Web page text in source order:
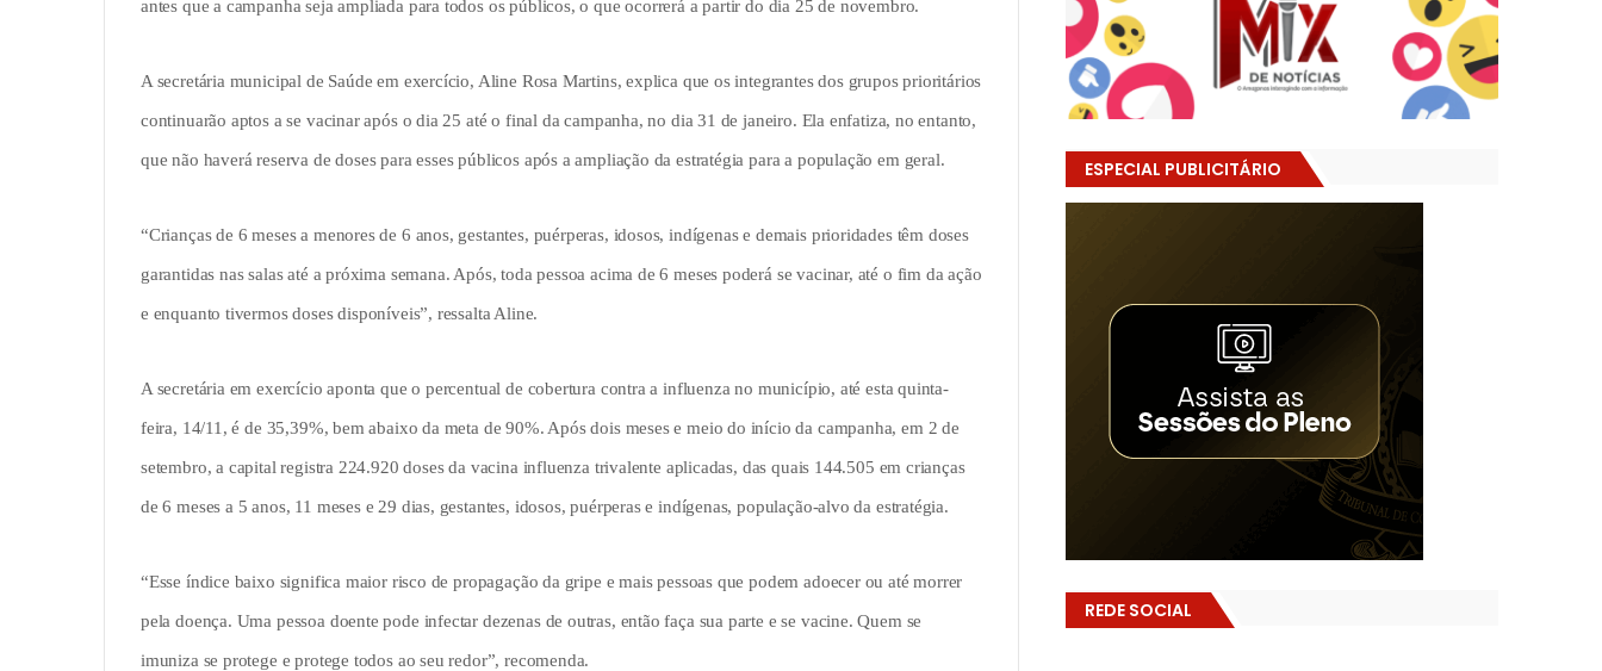
antes que a campanha seja ampliada para todos os públicos, o que ocorrerá a partir do dia 25 de novembro.
A secretária municipal de Saúde em exercício, Aline Rosa Martins, explica que os integrantes dos grupos prioritários
continuarão aptos a se vacinar após o dia 25 até o final da campanha, no dia 31 de janeiro. Ela enfatiza, no entanto,
que não haverá reserva de doses para esses públicos após a ampliação da estratégia para a população em geral.
“Crianças de 6 meses a menores de 6 anos, gestantes, puérperas, idosos, indígenas e demais prioridades têm doses
garantidas nas salas até a próxima semana. Após, toda pessoa acima de 6 meses poderá se vacinar, até o fim da ação
e enquanto tivermos doses disponíveis”, ressalta Aline.
A secretária em exercício aponta que o percentual de cobertura contra a influenza no município, até esta quinta-
feira, 14/11, é de 35,39%, bem abaixo da meta de 90%. Após dois meses e meio do início da campanha, em 2 de
setembro, a capital registra 224.920 doses da vacina influenza trivalente aplicadas, das quais 144.505 em crianças
de 6 meses a 5 anos, 11 meses e 29 dias, gestantes, idosos, puérperas e indígenas, população-alvo da estratégia.
“Esse índice baixo significa maior risco de propagação da gripe e mais pessoas que podem adoecer ou até morrer
pela doença. Uma pessoa doente pode infectar dezenas de outras, então faça sua parte e se vacine. Quem se
imuniza se protege e protege todos ao seu redor”, recomenda.
ESPECIAL PUBLICITÁRIO
REDE SOCIAL